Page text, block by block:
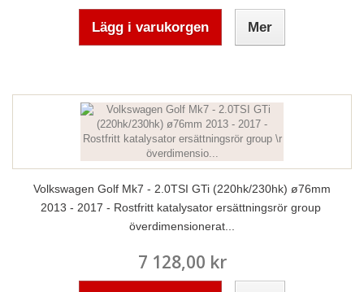
Lägg i varukorgen Mer
Volkswagen Golf Mk7 - 2.0TSI GTi (220hk/230hk) ø76mm
2013 - 2017 - Rostfritt katalysator ersättningsrör group
överdimensionerat...
7 128,00 kr